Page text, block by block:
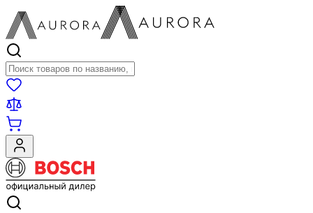
Поиск товаров